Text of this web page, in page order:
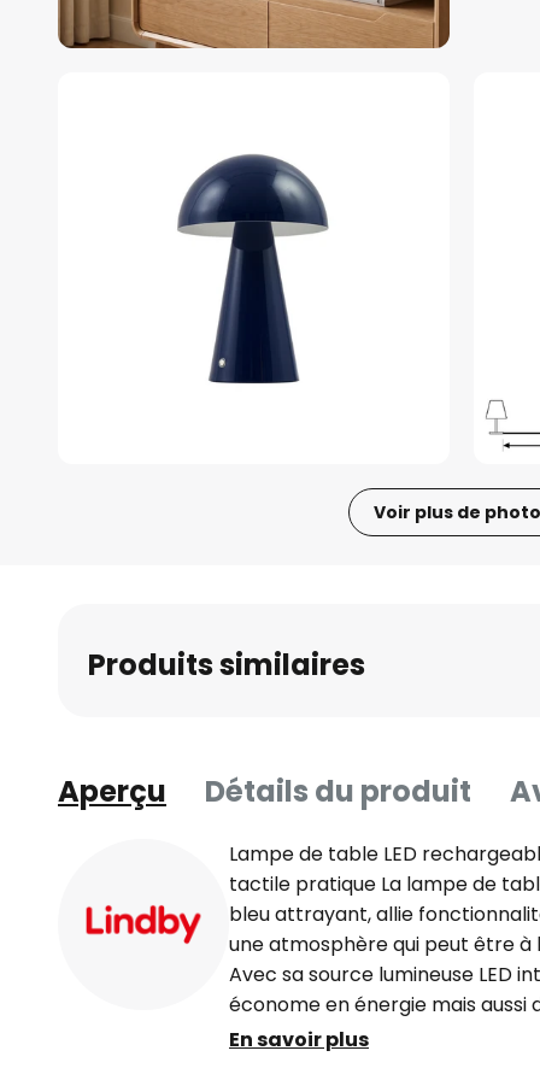
Voir plus de
Produits similaires
Aperçu Détails du produit
Lampe de table LED
tactile pratique La lampe de
bleu attrayant, allie
une atmosphère qui peut être à
Avec sa source lumineuse LED
économe en énergie mais aussi
d'éclairage fiable pour la salle à
En savoir plus